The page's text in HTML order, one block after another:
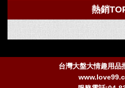
熱銷
台灣大盤大情趣用品